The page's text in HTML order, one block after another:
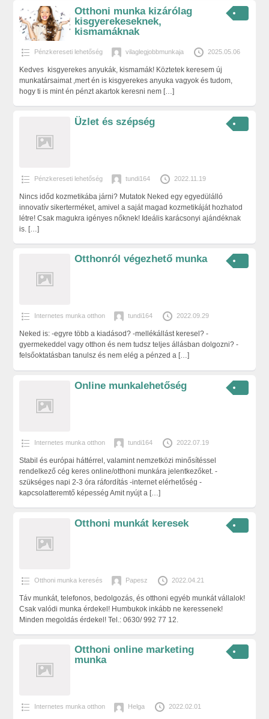
Otthoni munka kizárólag
kisgyerekeseknek,
kismamáknak
Pénzkereseti lehetőség vilaglegjobbmunkaja 2025.05.06
Kedves kisgyerekes anyukák, kismamák! Köztetek keresem új
munkatársaimat ,mert én is kisgyerekes anyuka vagyok és tudom,
hogy ti is mint én pénzt akartok keresni nem […]
Üzlet és szépség
Pénzkereseti lehetőség tundi164 2022.11.19
Nincs időd kozmetikába járni? Mutatok Neked egy egyedülálló
innovatív sikerterméket, amivel a saját magad kozmetikáját hozhatod
létre! Csak magukra igényes nőknek! Ideális karácsonyi ajándéknak
is. […]
Otthonról végezhető munka
Internetes munka otthon tundi164 2022.09.29
Neked is: -egyre több a kiadásod? -mellékállást keresel? -
gyermekeddel vagy otthon és nem tudsz teljes állásban dolgozni? -
felsőoktatásban tanulsz és nem elég a pénzed a […]
Online munkalehetőség
Internetes munka otthon tundi164 2022.07.19
Stabil és európai háttérrel, valamint nemzetközi minősítéssel
rendelkező cég keres online/otthoni munkára jelentkezőket. -
szükséges napi 2-3 óra ráfordítás -internet elérhetőség -
kapcsolatteremtő képesség Amit nyújt a […]
Otthoni munkát keresek
Otthoni munka keresés Papesz 2022.04.21
Táv munkát, telefonos, bedolgozás, és otthoni egyéb munkát vállalok!
Csak valódi munka érdekel! Humbukok inkább ne keressenek!
Minden megoldás érdekel! Tel.: 0630/ 992 77 12.
Otthoni online marketing
munka
Internetes munka otthon Helga 2022.02.01